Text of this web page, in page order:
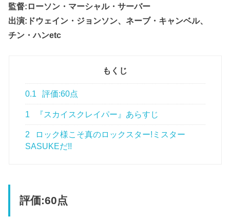
監督:ローソン・マーシャル・サーバー
出演:ドウェイン・ジョンソン、ネーブ・キャンベル、
チン・ハンetc
もくじ
0.1 評価:60点
1 『スカイスクレイパー』あらすじ
2
ロック様こそ真のロックスター!ミスター
SASUKEだ!!
評価:60点